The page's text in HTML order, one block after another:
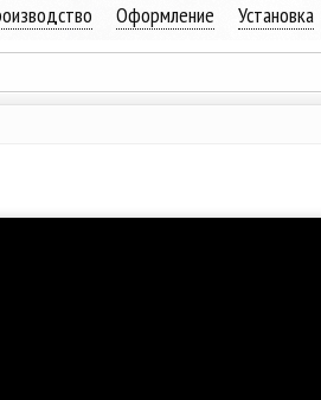
Оформление Установка